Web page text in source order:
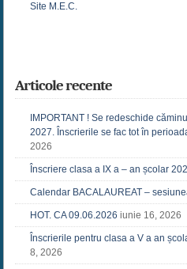
Site M.E.C.
Articole recente
IMPORTANT ! Se redeschide
2027. Înscrierile se fac tot în
2026
Înscriere clasa a IX a – an școlar
Calendar BACALAUREAT –
HOT. CA 09.06.2026 iunie 16, 2026
Înscrierile pentru clasa a V a an
8, 2026